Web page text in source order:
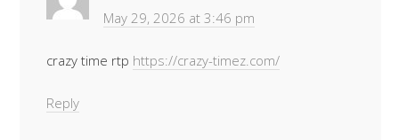
May 29, 2026 at 3:46 pm
crazy time rtp https://crazy-timez.com/
Reply